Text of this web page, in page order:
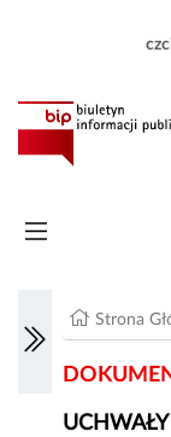
Strona